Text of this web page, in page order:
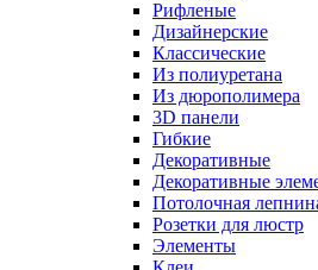
Рифленые
Дизайнерские
Классические
Из полиуретана
Из дюрополимера
3D панели
Гибкие
Декоративные
Декоративные
Потолочная
Розетки для люстр
Элементы